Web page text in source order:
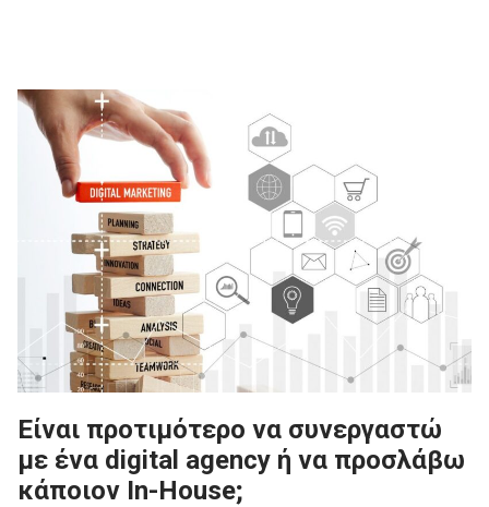
Είναι προτιμότερο να συνεργαστώ
με ένα digital agency ή να προσλάβω
κάποιον In-House;